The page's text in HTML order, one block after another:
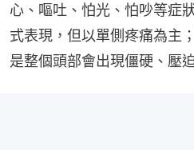
心、嘔吐、怕光、怕吵等症
式表現，但以單側疼痛為主
是整個頭部會出現僵硬、壓